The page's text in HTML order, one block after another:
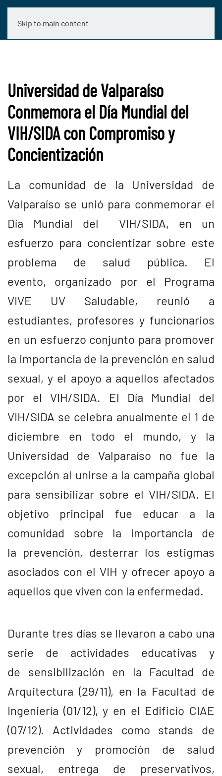
Skip to main content
Universidad de Valparaíso
Conmemora el Día Mundial del
VIH/SIDA con Compromiso y
Concientización
La comunidad de la Universidad de
Valparaíso se unió para conmemorar el
Día Mundial del VIH/SIDA, en un
esfuerzo para concientizar sobre este
problema de salud pública. El
evento, organizado por el Programa
VIVE UV Saludable, reunió a
estudiantes, profesores y funcionarios
en un esfuerzo conjunto para promover
la importancia de la prevención en salud
sexual, y el apoyo a aquellos afectados
por el VIH/SIDA. El Día Mundial del
VIH/SIDA se celebra anualmente el 1 de
diciembre en todo el mundo, y la
Universidad de Valparaíso no fue la
excepción al unirse a la campaña global
para sensibilizar sobre el VIH/SIDA. El
objetivo principal fue educar a la
comunidad sobre la importancia de
la prevención, desterrar los estigmas
asociados con el VIH y ofrecer apoyo a
aquellos que viven con la enfermedad.
Durante tres días se llevaron a cabo una
serie de actividades educativas y
de sensibilización en la Facultad de
Arquitectura (29/11), en la Facultad de
Ingeniería (01/12), y en el Edificio CIAE
(07/12). Actividades como stands de
prevención y promoción de salud
sexual, entrega de preservativos,